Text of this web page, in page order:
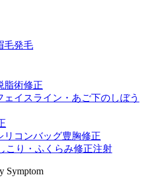
毛発毛
脂術修正
ェイスライン・あご下のしぼう
リコンバッグ豊胸修正
こり・ふくらみ修正注射
Symptom